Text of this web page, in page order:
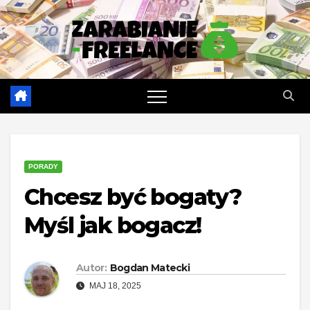
Skip
to
content
PORADY
Chcesz być bogaty?
Myśl jak bogacz!
Autor: Bogdan Matecki
MAJ 18, 2025